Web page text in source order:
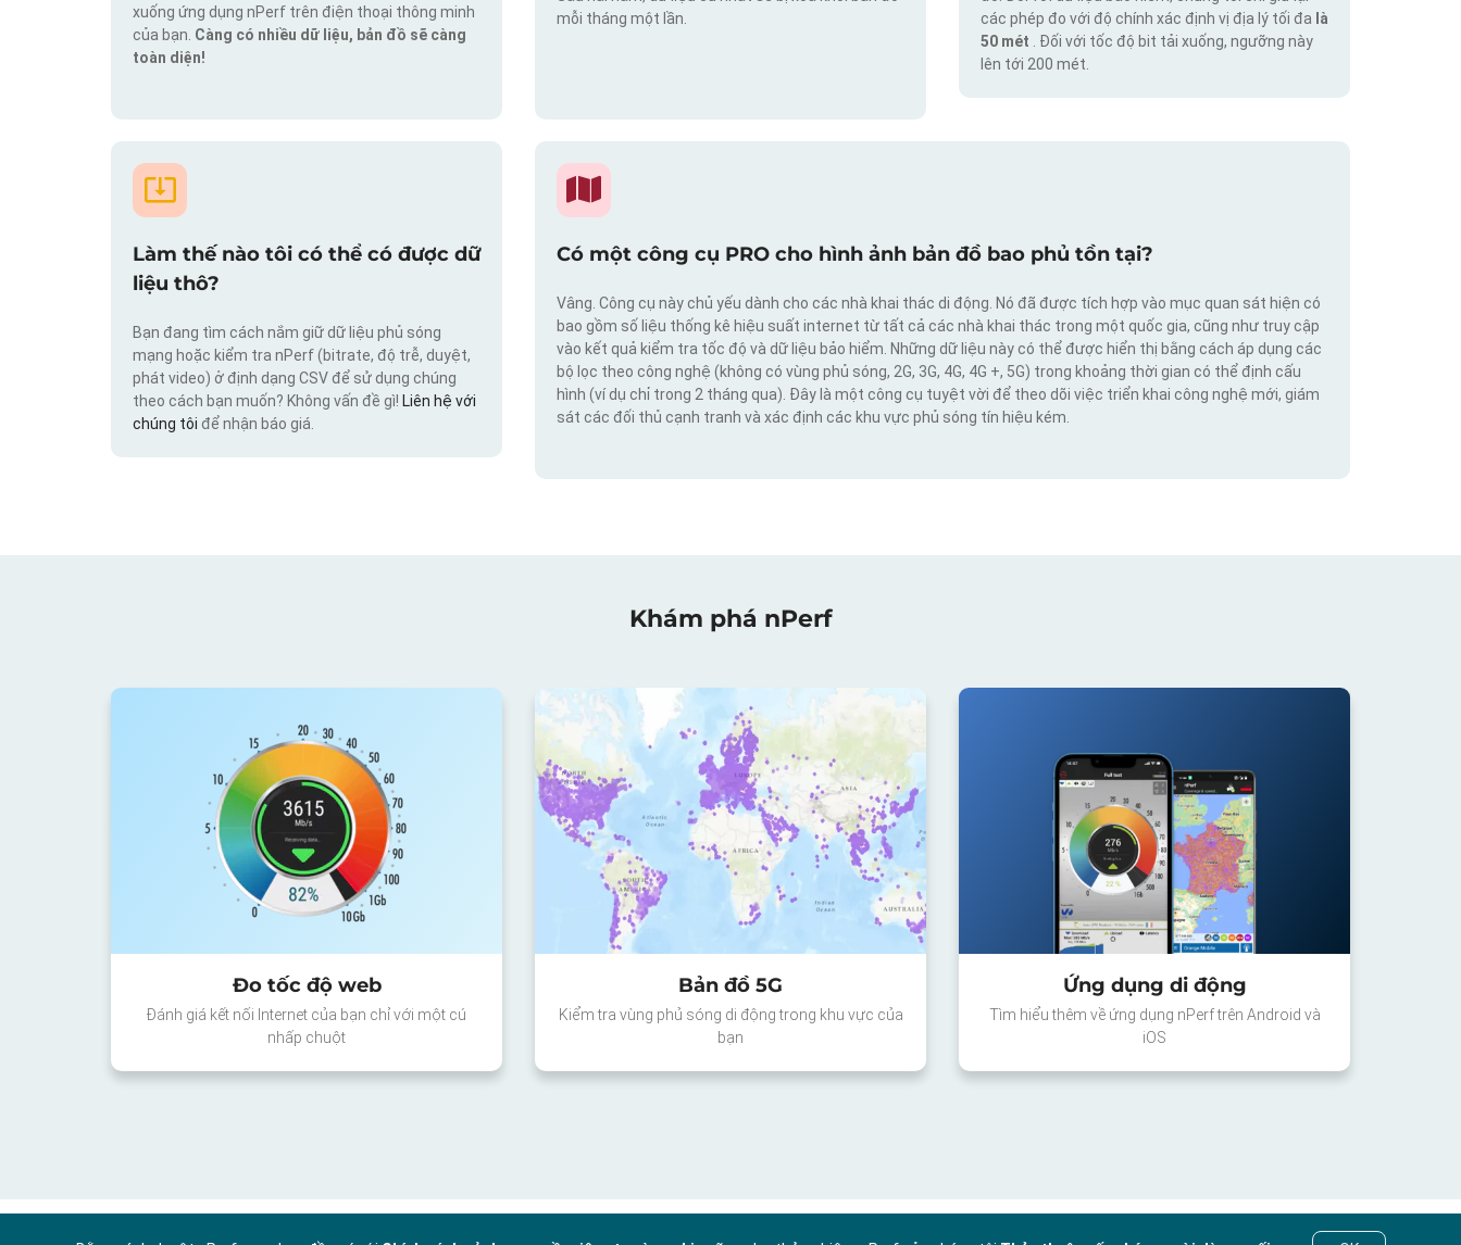
xuống ứng dụng nPerf trên điện thoại thông minh
của bạn. Càng có nhiều dữ liệu, bản đồ sẽ càng
toàn diện!
mỗi tháng một lần.
các phép đo với độ chính xác định vị địa lý tối đa là
50 mét
. Đối với tốc độ bit tải xuống, ngưỡng này
lên tới 200 mét.
Làm thế nào tôi có thể có được dữ
liệu thô?
Bạn đang tìm cách nắm giữ dữ liệu phủ sóng
mạng hoặc kiểm tra nPerf (bitrate, độ trễ, duyệt,
phát video) ở định dạng CSV để sử dụng chúng
theo cách bạn muốn? Không vấn đề gì! Liên hệ với
chúng tôi để nhận báo giá.
Có một công cụ PRO cho hình ảnh bản đồ bao phủ tồn tại?
Vâng. Công cụ này chủ yếu dành cho các nhà khai thác di động. Nó đã được tích hợp vào mục quan sát hiện có
bao gồm số liệu thống kê hiệu suất internet từ tất cả các nhà khai thác trong một quốc gia, cũng như truy cập
vào kết quả kiểm tra tốc độ và dữ liệu bảo hiểm. Những dữ liệu này có thể được hiển thị bằng cách áp dụng các
bộ lọc theo công nghệ (không có vùng phủ sóng, 2G, 3G, 4G, 4G +, 5G) trong khoảng thời gian có thể định cấu
hình (ví dụ chỉ trong 2 tháng qua). Đây là một công cụ tuyệt vời để theo dõi việc triển khai công nghệ mới, giám
sát các đối thủ cạnh tranh và xác định các khu vực phủ sóng tín hiệu kém.
Khám phá nPerf
Đo tốc độ web
Đánh giá kết nối Internet của bạn chỉ với một cú
nhấp chuột
Bản đồ 5G
Kiểm tra vùng phủ sóng di động trong khu vực của
bạn
Ứng dụng di động
Tìm hiểu thêm về ứng dụng nPerf trên Android và
iOS